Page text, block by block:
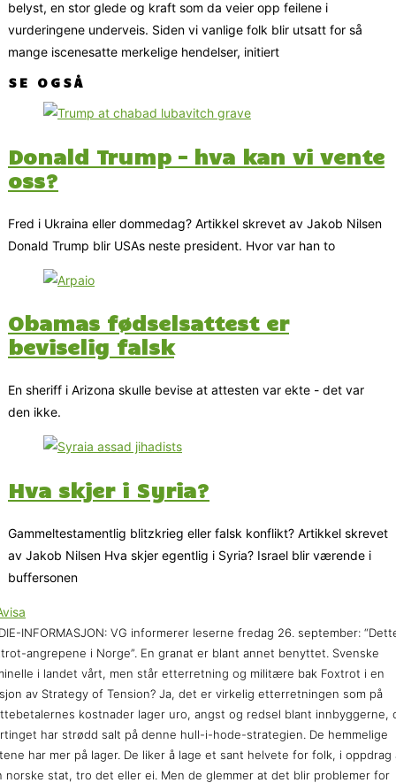
belyst, en stor glede og kraft som da veier opp feilene i
vurderingene underveis. Siden vi vanlige folk blir utsatt for så
mange iscenesatte merkelige hendelser, initiert
SE OGSÅ
Donald Trump – hva kan vi vente
oss?
Fred i Ukraina eller dommedag? Artikkel skrevet av Jakob Nilsen
Donald Trump blir USAs neste president. Hvor var han to
Obamas fødselsattest er
beviselig falsk
En sheriff i Arizona skulle bevise at attesten var ekte - det var
den ikke.
Hva skjer i Syria?
Gammeltestamentlig blitzkrieg eller falsk konflikt? Artikkel skrevet
av Jakob Nilsen Hva skjer egentlig i Syria? Israel blir værende i
buffersonen
INFORMASJON: VG informerer leserne fredag 26. september:
angrepene i Norge”. En granat er blant annet benyttet. Svenske
i landet vårt, men står etterretning og militære bak Foxtrot i en
av Strategy of Tension? Ja, det er virkelig etterretningen som på
kostnader lager uro, angst og redsel blant innbyggerne,
har strødd salt på denne hull-i-hode-strategien. De hemmelige
har mer på lager. De liker å lage et sant helvete for folk, i oppdrag
norske stat, tro det eller ei. Men de glemmer at det blir problemer for